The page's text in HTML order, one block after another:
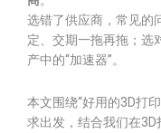
选错了供应商，常见的
定、交期一拖再拖；选
产中的“加速器”。
本文围绕“好用的3D打
求出发，结合我们在